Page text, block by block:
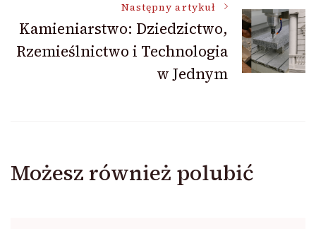
Następny artykuł
Kamieniarstwo: Dziedzictwo,
Rzemieślnictwo i Technologia
w Jednym
Możesz również polubić